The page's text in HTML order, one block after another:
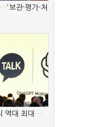
보관·평가·처
역대 최대…